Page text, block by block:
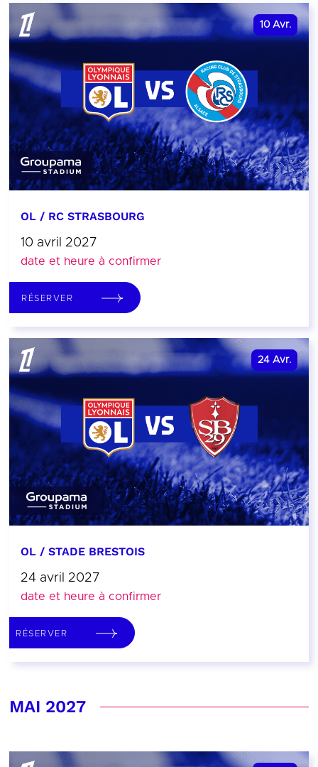
10 Avr.
OL / RC STRASBOURG
10 avril 2027
date et heure à confirmer
RÉSERVER
24 Avr.
OL / STADE BRESTOIS
24 avril 2027
date et heure à confirmer
RÉSERVER
MAI 2027